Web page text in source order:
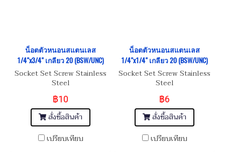
น็อตตัวหนอนสแตนเลส
1/4"x3/4" เกลียว 20 (BSW/UNC)
Socket Set Screw Stainless
Steel
฿10
สั่งซื้อสินค้า
เปรียบเทียบ
น็อตตัวหนอนสแตนเลส
1/4"x1/4" เกลียว 20 (BSW/UNC)
Socket Set Screw Stainless
Steel
฿6
สั่งซื้อสินค้า
เปรียบเทียบ